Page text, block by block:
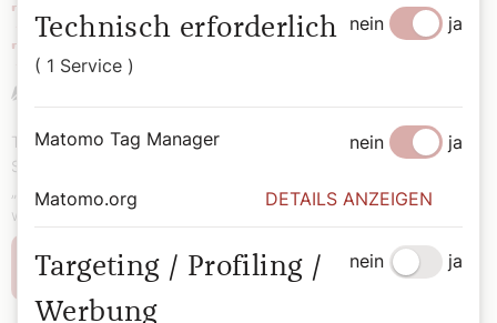
Trägheit – die größte
Todsünde
Trägheit klingt harmlos, ist sie aber nicht. Sie ist die größte aller
Sünden und war bei den frühchristlichen Mönchen als
„Mittagsdämon“ gefürchtet. Was sie so gefährlich macht und wie
wir ihr widerstehen können.
Weiterlesen
Technisch erforderlich
( 1 Service )
nein ja
Matomo Tag Manager nein ja
Matomo.org DETAILS ANZEIGEN
Targeting / Profiling /
Werbung
nein ja